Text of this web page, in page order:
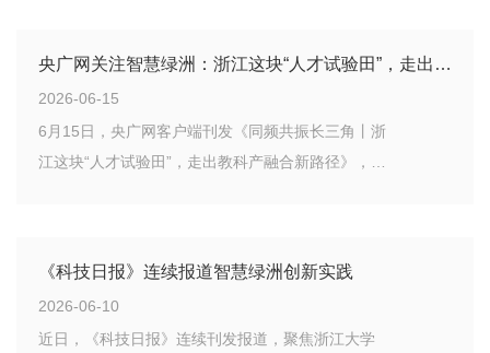
央广网关注智慧绿洲：浙江这块“人才试验田”，走出教科产融合新路径
2026-06-15
6月15日，央广网客户端刊发《同频共振长三角丨浙
江这块“人才试验田”，走出教科产融合新路径》，聚
《科技日报》连续报道智慧绿洲创新实践
2026-06-10
近日，《科技日报》连续刊发报道，聚焦浙江大学